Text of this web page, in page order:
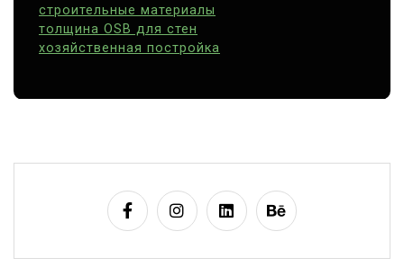
строительные материалы
толщина OSB для стен
хозяйственная постройка